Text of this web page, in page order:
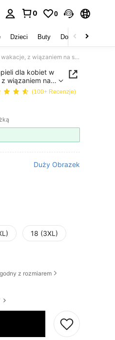
0 0
Dzieci Buty Domowe Tekstylia
Swim Vcay Elegancki top do kąpieli dla kobiet w dużym rozmiarze na plażowe wakacje, z wiązaniem na szyi i losowym nadrukiem w grochy
dla kobiet w
wiązaniem na
(100+ Recenzje)
Duży Obrazek
18 (3XL)
z rozmiarem